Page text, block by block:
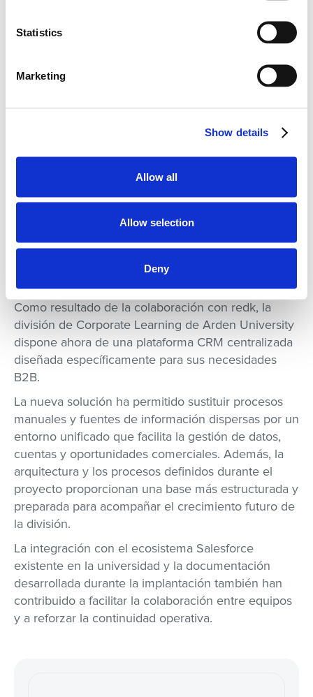
Statistics
Marketing
Show details
Allow all
Allow selection
Deny
Arden University para maximizar sinergias y minimizar
fricciones.
onboarding que facilitaron la transferencia de
reales del negocio, optimizando la inversión y
operativo específicamente diseñados para el entorno
B2B de Corporate Learning.
Como resultado de la colaboración con redk, la
división de Corporate Learning de Arden University
dispone ahora de una plataforma CRM centralizada
diseñada específicamente para sus necesidades
B2B.
La nueva solución ha permitido sustituir procesos
manuales y fuentes de información dispersas por un
entorno unificado que facilita la gestión de datos,
cuentas y oportunidades comerciales. Además, la
arquitectura y los procesos definidos durante el
proyecto proporcionan una base más estructurada y
preparada para acompañar el crecimiento futuro de
la división.
La integración con el ecosistema Salesforce
existente en la universidad y la documentación
desarrollada durante la implantación también han
contribuido a facilitar la colaboración entre equipos
y a reforzar la continuidad operativa.